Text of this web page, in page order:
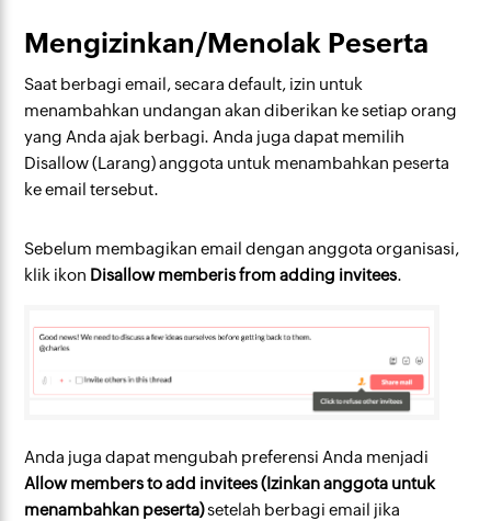
Mengizinkan/Menolak Peserta
Saat berbagi email, secara default, izin untuk
menambahkan undangan akan diberikan ke setiap orang
yang Anda ajak berbagi. Anda juga dapat memilih
Disallow (Larang) anggota untuk menambahkan peserta
ke email tersebut.
Sebelum membagikan email dengan anggota organisasi,
klik ikon Disallow memberis from adding invitees.
Anda juga dapat mengubah preferensi Anda menjadi
Allow members to add invitees (Izinkan anggota untuk
menambahkan peserta)setelah berbagi email jika